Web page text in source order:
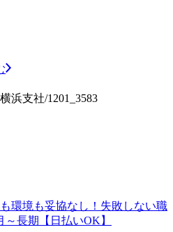
浜支社/1201_3583
環境も妥協なし！失敗しない職
長期【日払いOK】